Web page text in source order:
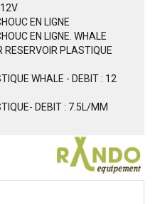
EN LIGNE
EN LIGNE. WHALE
RESERVOIR PLASTIQUE
WHALE - DEBIT : 12
DEBIT : 7.5L/MM